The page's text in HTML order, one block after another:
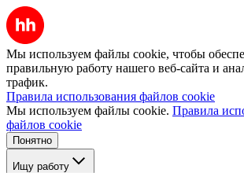
Мы используем файлы cookie, чтобы
правильную работу нашего веб-сайта и
трафик.
Правила использования файлов cookie
Мы используем файлы cookie. Правила
файлов cookie
Понятно
Ищу работу